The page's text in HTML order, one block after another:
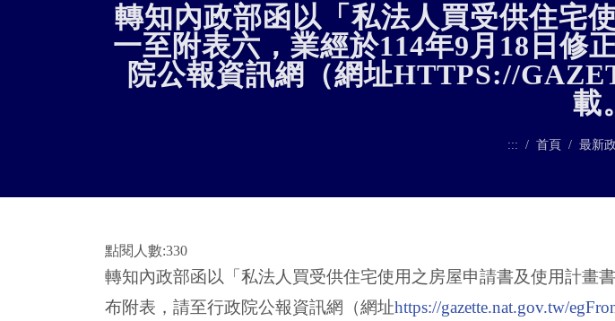
轉知內政部函以「私法人買受供住宅
一至附表六，業經於114年9月18日修
院公報資訊網（網址HTTPS://
載。
::: 首頁 最新
點閱人數:330
轉知內政部函以「私法人買受供住宅使用之房屋申請書及使用計畫
布附表，請至行政院公報資訊網（網址https://gazette.nat.gov.tw/